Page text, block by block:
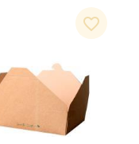
favorite_border